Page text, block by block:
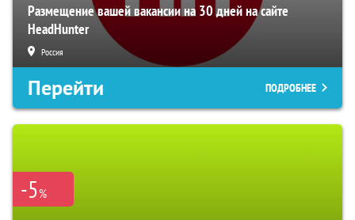
Размещение вашей вакансии на 30 дней на сайте
HeadHunter
Россия
Перейти ПОДРОБНЕЕ
-5%